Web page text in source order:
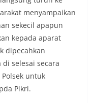
menyampaikan
sekecil apapun
kepada aparat
dipecahkan
selesai secara
untuk
Pikri.